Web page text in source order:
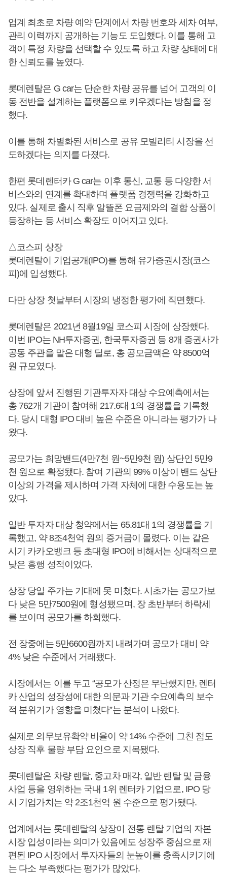
업계 최초로 차량 예약 단계에서 차량 번호와 세차 여부,
관리 이력까지 공개하는 기능도 도입했다. 이를 통해 고
객이 특정 차량을 선택할 수 있도록 하고 차량 상태에 대
한 신뢰도를 높였다.
롯데렌탈은 G car는 단순한 차량 공유를 넘어 고객의 이
동 전반을 설계하는 플랫폼으로 키우겠다는 방침을 정
했다.
이를 통해 차별화된 서비스로 공유 모빌리티 시장을 선
도하겠다는 의지를 다졌다.
한편 롯데렌터카 G car는 이후 통신, 교통 등 다양한 서
비스와의 연계를 확대하며 플랫폼 경쟁력을 강화하고
있다. 실제로 출시 직후 알뜰폰 요금제와의 결합 상품이
등장하는 등 서비스 확장도 이어지고 있다.
△코스피 상장
롯데렌탈이 기업공개(IPO)를 통해 유가증권시장(코스
피)에 입성했다.
다만 상장 첫날부터 시장의 냉정한 평가에 직면했다.
롯데렌탈은 2021년 8월19일 코스피 시장에 상장했다.
이번 IPO는 NH투자증권, 한국투자증권 등 8개 증권사가
공동 주관을 맡은 대형 딜로, 총 공모금액은 약 8500억
원 규모였다.
상장에 앞서 진행된 기관투자자 대상 수요예측에서는
총 762개 기관이 참여해 217.6대 1의 경쟁률을 기록했
다. 당시 대형 IPO 대비 높은 수준은 아니라는 평가가 나
왔다.
공모가는 희망밴드(4만7천 원~5만9천 원) 상단인 5만9
천 원으로 확정됐다. 참여 기관의 99% 이상이 밴드 상단
이상의 가격을 제시하며 가격 자체에 대한 수용도는 높
았다.
일반 투자자 대상 청약에서는 65.81대 1의 경쟁률을 기
록했고, 약 8조4천억 원의 증거금이 몰렸다. 이는 같은
시기 카카오뱅크 등 초대형 IPO에 비해서는 상대적으로
낮은 흥행 성적이었다.
상장 당일 주가는 기대에 못 미쳤다. 시초가는 공모가보
다 낮은 5만7500원에 형성됐으며, 장 초반부터 하락세
를 보이며 공모가를 하회했다.
전 장중에는 5만6600원까지 내려가며 공모가 대비 약
4% 낮은 수준에서 거래됐다.
시장에서는 이를 두고 “공모가 산정은 무난했지만, 렌터
카 산업의 성장성에 대한 의문과 기관 수요예측의 보수
적 분위기가 영향을 미쳤다”는 분석이 나왔다.
실제로 의무보유확약 비율이 약 14% 수준에 그친 점도
상장 직후 물량 부담 요인으로 지목됐다.
롯데렌탈은 차량 렌탈, 중고차 매각, 일반 렌탈 및 금융
사업 등을 영위하는 국내 1위 렌터카 기업으로, IPO 당
시 기업가치는 약 2조1천억 원 수준으로 평가됐다.
업계에서는 롯데렌탈의 상장이 전통 렌탈 기업의 자본
시장 입성이라는 의미가 있음에도 성장주 중심으로 재
편된 IPO 시장에서 투자자들의 눈높이를 충족시키기에
는 다소 부족했다는 평가가 많았다.